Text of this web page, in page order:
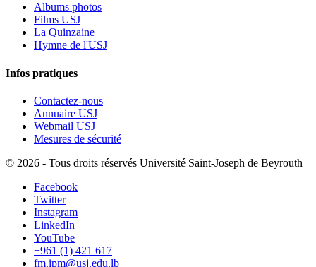
Albums photos
Films USJ
La Quinzaine
Hymne de l'USJ
Infos pratiques
Contactez-nous
Annuaire USJ
Webmail USJ
Mesures de sécurité
© 2026 - Tous droits réservés Université Saint-Joseph de Beyrouth
Facebook
Twitter
Instagram
LinkedIn
YouTube
+961 (1) 421 617
fm.ipm@usj.edu.lb